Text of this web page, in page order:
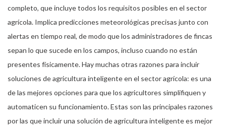
completo, que incluye todos los requisitos posibles en el sector
agrícola. Implica predicciones meteorológicas precisas junto con
alertas en tiempo real, de modo que los administradores de fincas
sepan lo que sucede en los campos, incluso cuando no están
presentes físicamente. Hay muchas otras razones para incluir
soluciones de agricultura inteligente en el sector agrícola: es una
de las mejores opciones para que los agricultores simplifiquen y
automaticen su funcionamiento. Estas son las principales razones
por las que incluir una solución de agricultura inteligente es mejor